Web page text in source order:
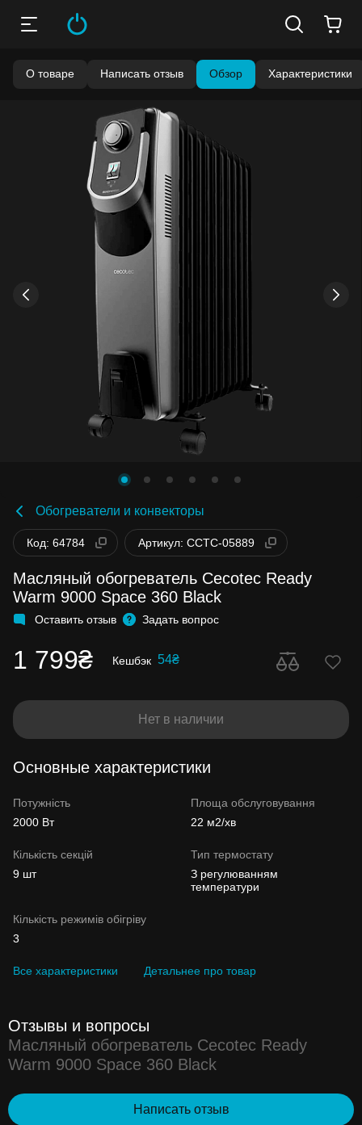
О товаре Написать отзыв Обзор Характеристики
‹ ›
Обогреватели и конвекторы
Код: 64784 Артикул: CCTC-05889
Масляный обогреватель Cecotec Ready
Warm 9000 Space 360 Black
Оставить отзыв Задать вопрос
1 799₴ Кешбэк 54₴
Бонусы становятся активными спустя 14 дней после
Баланс можно проверить в личном кабинете в разделе
«Мои бонусы».
Накопленными бонусами можно оплатить до 99% стоимости
следующей покупки:детальнее
Нет в наличии
Основные характеристики
Потужність
2000 Вт
Площа обслуговування
22 м2/хв
Кількість секцій
9 шт
Тип термостату
З регулюванням
температури
Кількість режимів обігріву
3
Все характеристики Детальнее про товар
Отзывы и вопросы
Масляный обогреватель Cecotec Ready
Warm 9000 Space 360 Black
Написать отзыв